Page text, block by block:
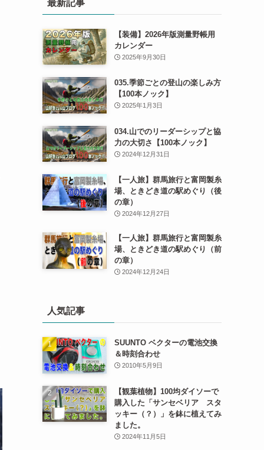
最新記事
【装備】2026年版測量野帳用
カレンダー
2025年9月30日
035.季節ごとの登山の楽しみ方
【100本ノック】
2025年1月3日
034.山でのリーダーシップと協
力の大切さ【100本ノック】
2024年12月31日
【一人旅】群馬旅行と富岡製糸
場、ときどき道の駅めぐり（後
の章）
2024年12月27日
【一人旅】群馬旅行と富岡製糸
場、ときどき道の駅めぐり（前
の章）
2024年12月24日
人気記事
SUUNTO ベクターの電池交換
＆時刻合わせ
2010年5月9日
【観葉植物】100均ダイソーで
購入した「サンセベリア スタ
ッキー（？）」を鉢に植えてみ
ました。
2024年11月5日